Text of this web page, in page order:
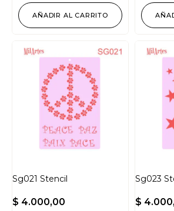
AÑADIR AL CARRITO
Sg021 Stencil
$ 4.000,00
Sg023
$